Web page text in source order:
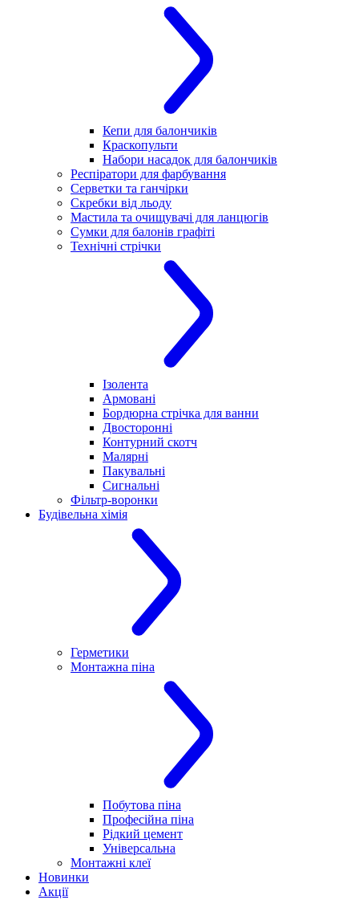
Кепи для балончиків
Краскопульти
Набори насадок для балончиків
Респіратори для фарбування
Серветки та ганчірки
Скребки від льоду
Мастила та очищувачі для ланцюгів
Сумки для балонів графіті
Технічні стрічки
Ізолента
Армовані
Бордюрна стрічка для ванни
Двосторонні
Контурний скотч
Малярні
Пакувальні
Сигнальні
Фільтр-воронки
Будівельна хімія
Герметики
Монтажна піна
Побутова піна
Професійна піна
Рідкий цемент
Універсальна
Монтажні клеї
Новинки
Акції